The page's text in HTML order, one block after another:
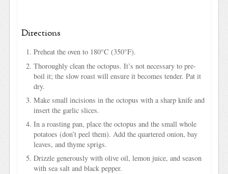
Directions
Preheat the oven to 180°C (350°F).
Thoroughly clean the octopus. It’s not necessary to pre-
boil it; the slow roast will ensure it becomes tender. Pat it
dry.
Make small incisions in the octopus with a sharp knife and
insert the garlic slices.
In a roasting pan, place the octopus and the small whole
potatoes (don’t peel them). Add the quartered onion, bay
leaves, and thyme sprigs.
Drizzle generously with olive oil, lemon juice, and season
with sea salt and black pepper.